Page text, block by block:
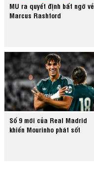
MU ra quyết định bất ngờ về
Marcus Rashford
Số 9 mới của Real Madrid
khiến Mourinho phát sốt